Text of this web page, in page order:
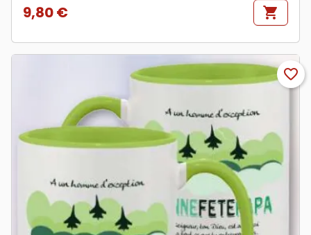
Prix
9,80 € shopping_cart
favorite_border